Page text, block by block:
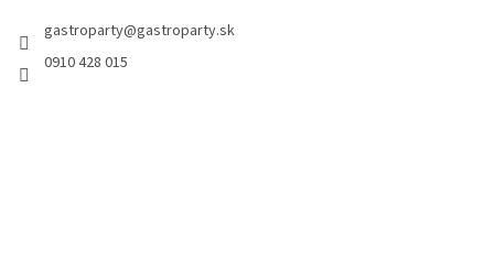
gastroparty@gastroparty.sk
0910 428 015